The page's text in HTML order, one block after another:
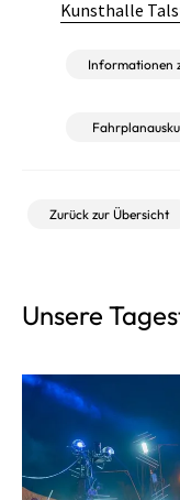
Kunsthalle
Informationen
Zurück zur Übersicht
Unsere